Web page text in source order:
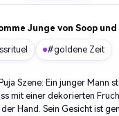
Junge von Soop und
#goldene Zeit
Szene: Ein junger Mann
mit einer dekorierten
Hand. Sein Gesicht ist